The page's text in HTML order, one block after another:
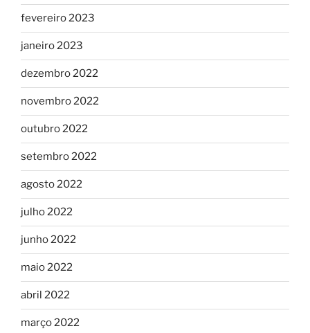
fevereiro 2023
janeiro 2023
dezembro 2022
novembro 2022
outubro 2022
setembro 2022
agosto 2022
julho 2022
junho 2022
maio 2022
abril 2022
março 2022